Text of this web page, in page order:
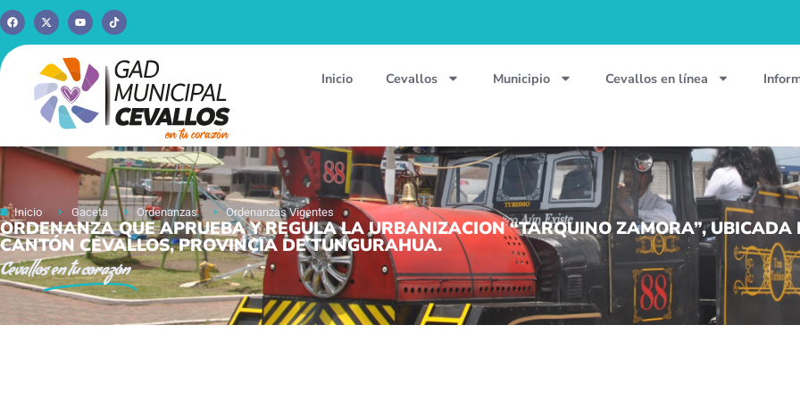
Inicio Cevallos Municipio Cevallos en línea
Inicio Gaceta Ordenanzas Ordenanzas Vigentes
ORDENANZA QUE APRUEBA Y REGULA LA URBANIZACION “TARQUINO ZAMORA”, UBICADA
CANTÓN CEVALLOS, PROVINCIA DE TUNGURAHUA.
Cevallosen tu corazón